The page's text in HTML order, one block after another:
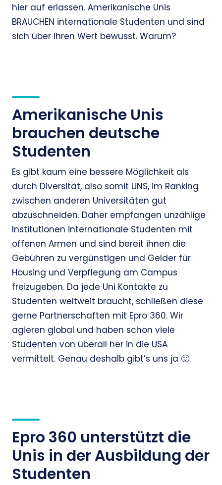
hier auf erlassen. Amerikanische Unis
BRAUCHEN internationale Studenten und sind
sich über ihren Wert bewusst. Warum?
Amerikanische Unis
brauchen deutsche
Studenten
Es gibt kaum eine bessere Möglichkeit als
durch Diversität, also somit UNS, im Ranking
zwischen anderen Universitäten gut
abzuschneiden. Daher empfangen unzählige
Institutionen internationale Studenten mit
offenen Armen und sind bereit ihnen die
Gebühren zu vergünstigen und Gelder für
Housing und Verpflegung am Campus
freizugeben. Da jede Uni Kontakte zu
Studenten weltweit braucht, schließen diese
gerne Partnerschaften mit Epro 360. Wir
agieren global und haben schon viele
Studenten von überall her in die USA
vermittelt. Genau deshalb gibt’s uns ja 🙂
Epro 360 unterstützt die
Unis in der Ausbildung der
Studenten